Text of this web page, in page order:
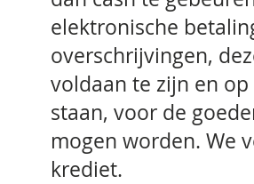
elektronische
overschrijvingen,
voldaan te zijn en
staan, voor de
mogen worden. We
krediet.